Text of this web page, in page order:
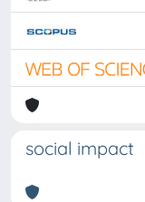
social impact